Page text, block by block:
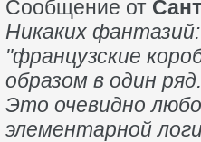
Сообщение от
Никаких
"французские
образом в один ряд.
Это очевидно
элементарной